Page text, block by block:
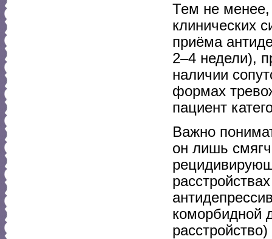
Тем не менее,
клинических
приёма
2–4 недели),
наличии
формах
пациент
Важно
он лишь
коморбидной